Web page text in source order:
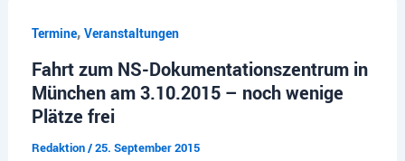
Termine, Veranstaltungen
Fahrt zum NS-Dokumentationszentrum in
München am 3.10.2015 – noch wenige
Plätze frei
Redaktion/25. September 2015